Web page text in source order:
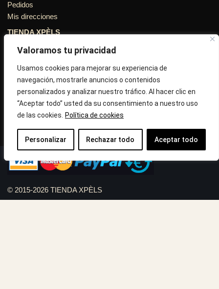
Valoramos tu privacidad
Usamos cookies para mejorar su experiencia de
navegación, mostrarle anuncios o contenidos
personalizados y analizar nuestro tráfico. Al hacer clic en
“Aceptar todo” usted da su consentimiento a nuestro uso
de las cookies.
Política de cookies
Personalizar Rechazar todo Aceptar todo
Pedidos
Mis direcciones
TIENDA XPÈLS
Avinguda Molins de Rei Nº 3
08755, Barcelona, Cataluña, España
Horario: Lun-Vie 09:30h a 13:30h y 16:45h a 20:00h - Sab
10:30h a 14:.00h
Correo:info@tiendaxpels.com
© 2015-2026 TIENDA XPÈLS